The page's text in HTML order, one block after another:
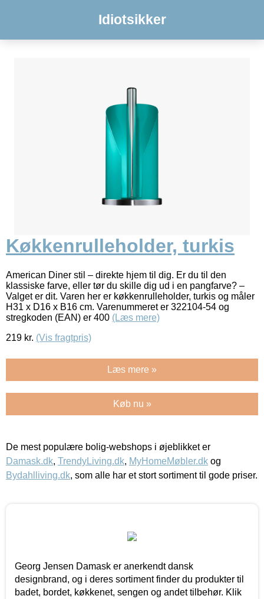
Idiotsikker
Køkkenrulleholder, turkis
American Diner stil – direkte hjem til dig. Er du til den
klassiske farve, eller tør du skille dig ud i en pangfarve? –
Valget er dit. Varen her er køkkenrulleholder, turkis og måler
H31 x D16 x B16 cm. Varenummeret er 322104-54 og
stregkoden (EAN) er 400 (Læs mere)
219 kr. (Vis fragtpris)
Læs mere »
Køb nu »
De mest populære bolig-webshops i øjeblikket er
Damask.dk, TrendyLiving.dk, MyHomeMøbler.dk og
Bydahlliving.dk, som alle har et stort sortiment til gode priser.
Georg Jensen Damask er anerkendt dansk
designbrand, og i deres sortiment finder du produkter til
badet, bordet, køkkenet, sengen og andet tilbehør. Klik